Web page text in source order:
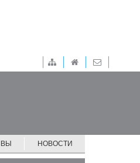
НОВОСТИ